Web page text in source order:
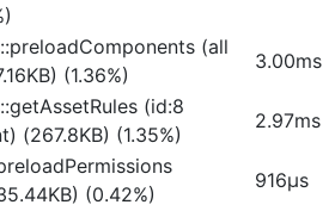
(all
(1.36%)
3.00ms
(id:8
(267.8KB) (1.35%)
2.97ms
(0.42%)
916μs